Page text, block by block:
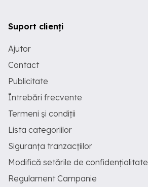
Suport clienți
Ajutor
Contact
Publicitate
Întrebări frecvente
Termeni și condiții
Lista categoriilor
Siguranța tranzacțiilor
Modifică setările de confidențialitate
Regulament Campanie